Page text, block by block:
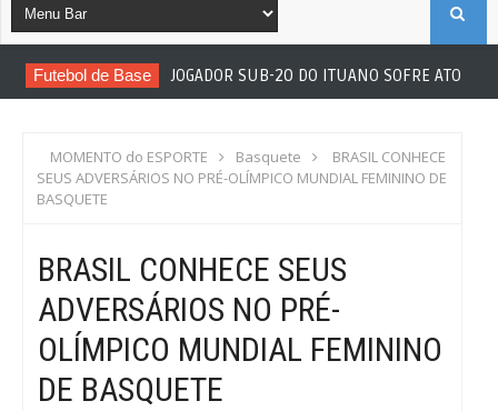
Futebol de Base JOGADOR SUB-20 DO ITUANO SOFRE ATO
MOMENTO do ESPORTE Basquete
BRASIL CONHECE
SEUS ADVERSÁRIOS NO PRÉ-OLÍMPICO MUNDIAL FEMININO DE
BASQUETE
BRASIL CONHECE SEUS
ADVERSÁRIOS NO PRÉ-
OLÍMPICO MUNDIAL FEMININO
DE BASQUETE